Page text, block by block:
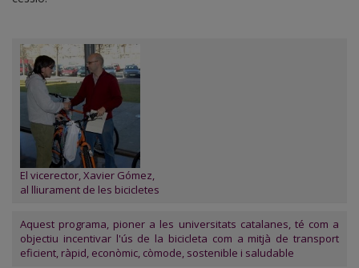
El vicerector, Xavier Gómez,
al lliurament de les bicicletes
Aquest programa, pioner a les universitats catalanes, té com a
objectiu incentivar l'ús de la bicicleta com a mitjà de transport
eficient, ràpid, econòmic, còmode, sostenible i saludable